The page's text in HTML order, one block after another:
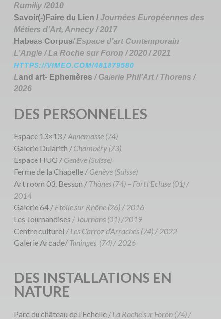
Rumilly /2010
Savoir(-)Faire du Lien /Journées Européennes des
Métiers d’Art, Annecy / 2017
Habeas Corpus/ Espace d’art Contemporain
L’Angle / La Roche sur Foron / 2020 / 2021
HTTPS://VIMEO.COM/481879580
Land art- Ephemères / Galerie Phil’Art / Thorens /
2026
DES PERSONNELLES
Espace 13×13 /Annemasse (74)
Galerie Dularith / Chambéry (73)
Espace HUG / Genève (Suisse)
Ferme de la Chapelle / Genève (Suisse)
Art room 03. Besson / Thônes (74) – Fort l’Ecluse (01) /
2014
Galerie 64 / Etoile sur Rhône (26) / 2016
Les Journandises / Journans (01) /2019
Centre culturel / Les Carroz d’Arraches (74) / 2022
Galerie Arcade/ Taninges (74) / 2026
DES INSTALLATIONS EN
NATURE
Parc du château de l’Echelle / La Roche sur Foron (74) /